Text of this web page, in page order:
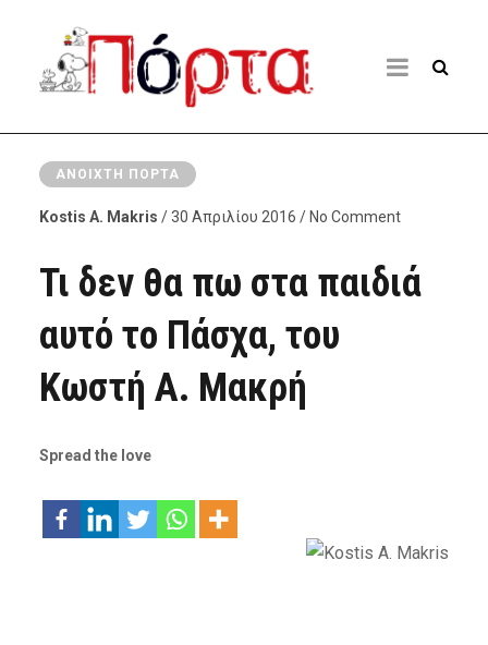
ΑΝΟΙΧΤΉ ΠΌΡΤΑ
Kostis A. Makris / 30 Απριλίου 2016 / No Comment
Τι δεν θα πω στα παιδιά
αυτό το Πάσχα, του
Κωστή Α. Μακρή
Spread the love